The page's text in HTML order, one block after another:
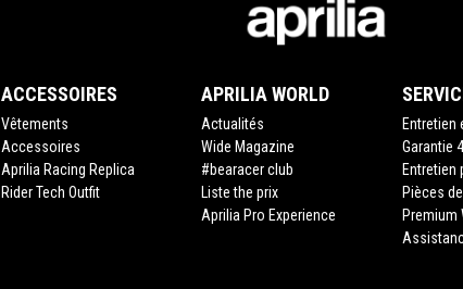
ACCESSOIRES
Vêtements
Accessoires
Aprilia Racing Replica
Rider Tech Outfit
APRILIA WORLD
Actualités
Wide Magazine
#bearacer club
Liste the prix
Aprilia Pro Experience
Entretien
Garantie
Entretien
Pièces
Premium